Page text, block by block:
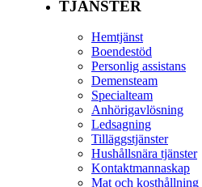
TJÄNSTER
Hemtjänst
Boendestöd
Personlig assistans
Demensteam
Specialteam
Anhörigavlösning
Ledsagning
Tilläggstjänster
Hushållsnära tjänster
Kontaktmannaskap
Mat och kosthållning